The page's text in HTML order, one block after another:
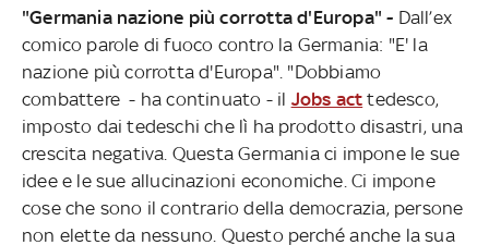
"Germania nazione più corrotta d'Europa" - Dall’ex
comico parole di fuoco contro la Germania: "E' la
nazione più corrotta d'Europa". "Dobbiamo
combattere - ha continuato - il Jobs act tedesco,
imposto dai tedeschi che lì ha prodotto disastri, una
crescita negativa. Questa Germania ci impone le sue
idee e le sue allucinazioni economiche. Ci impone
cose che sono il contrario della democrazia, persone
non elette da nessuno. Questo perché anche la sua